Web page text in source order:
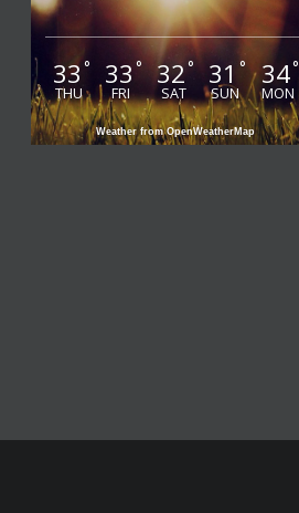
33°
THU
33°
FRI
32°
SAT
31 °
SUN
34°
MON
Weather from OpenWeatherMap